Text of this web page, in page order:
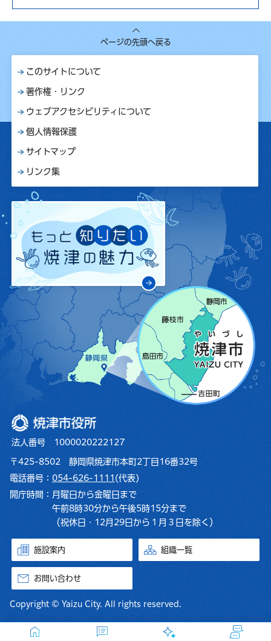
ページの先頭へ戻る
このサイトについて
著作権・リンク
ウェブアクセシビリティについて
個人情報保護
サイトマップ
リンク集
焼津市役所
法人番号 1000020222127
〒425-8502 静岡県焼津市本町2丁目16番32号
電話番号： 054-626-1111 (代表)
開庁時間： 月曜日から金曜日まで
午前8時30分から午後5時15分まで
（祝休日・12月29日から１月３日を除く）
施設案内 組織一覧
お問い合わせ
Copyright © Yaizu City. All rights reserved.